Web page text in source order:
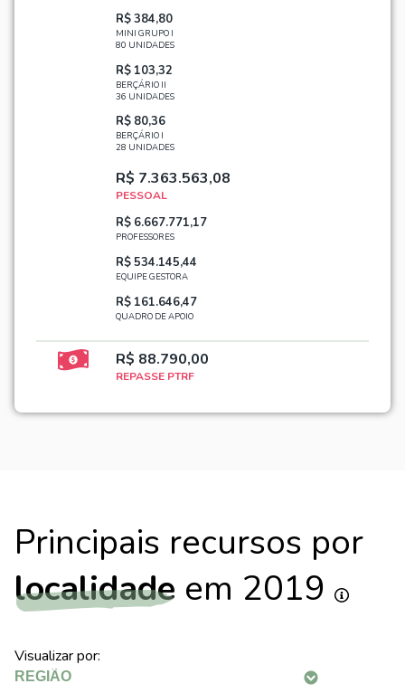
R$ 384,80
MINI GRUPO I
80 UNIDADES
R$ 103,32
BERÇÁRIO II
36 UNIDADES
R$ 80,36
BERÇÁRIO I
28 UNIDADES
R$ 7.363.563,08
PESSOAL
R$ 6.667.771,17
PROFESSORES
R$ 534.145,44
EQUIPE GESTORA
R$ 161.646,47
QUADRO DE APOIO
R$ 88.790,00
REPASSE PTRF
Principais recursos por
localidade em 2019
Visualizar por: